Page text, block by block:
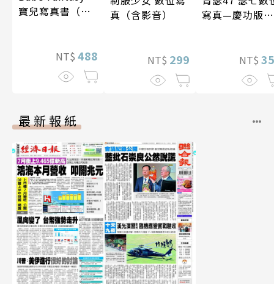
寶兒寫真書（加
NT$ 488
真（含影音）
NT$ 299
寫真—慶功版
NT$
最新報紙